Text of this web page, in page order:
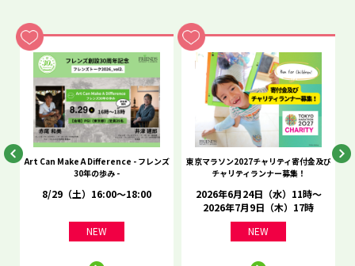
Art Can Make A Difference - フレンズ
30年の歩み -
8/29（土）16:00～18:00
NEW
東京マラソン2027チャリティ寄付金及び
チャリティランナー募集！
2026年6月24日（水）11時～
2026年7月9日（木）17時
NEW